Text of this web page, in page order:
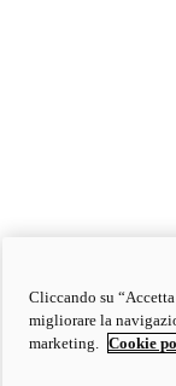
Cliccando su
migliorare la
marketing.
Cookie